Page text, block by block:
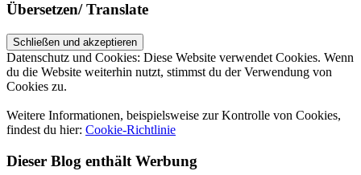
Übersetzen/ Translate
Datenschutz und Cookies: Diese Website verwendet Cookies. Wenn
du die Website weiterhin nutzt, stimmst du der Verwendung von
Cookies zu.
Weitere Informationen, beispielsweise zur Kontrolle von Cookies,
findest du hier: Cookie-Richtlinie
Dieser Blog enthält Werbung